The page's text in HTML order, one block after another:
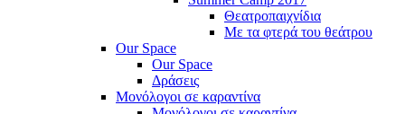
Θεατροπαιχνίδια
Με τα φτερά του θεάτρου
Our Space
Our Space
Δράσεις
Μονόλογοι σε καραντίνα